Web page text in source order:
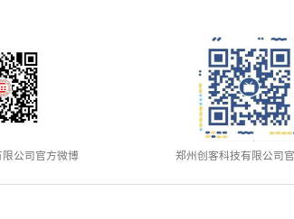
公司官方微博 郑州创客科技有限公司